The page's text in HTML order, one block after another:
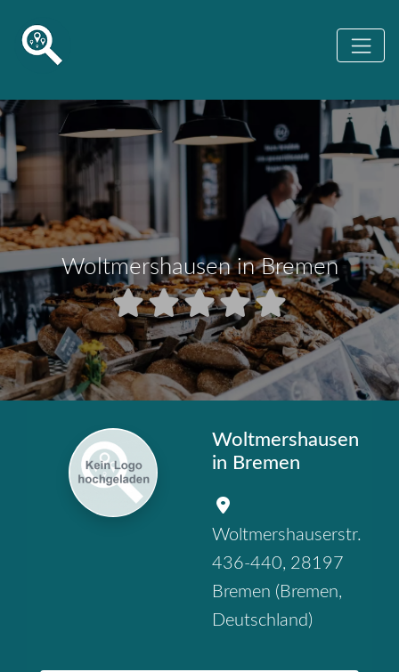
Woltmershausen in Bremen
Woltmershausen
in Bremen
Woltmershauserstr.
436-440, 28197
Bremen ( Bremen,
Deutschland)